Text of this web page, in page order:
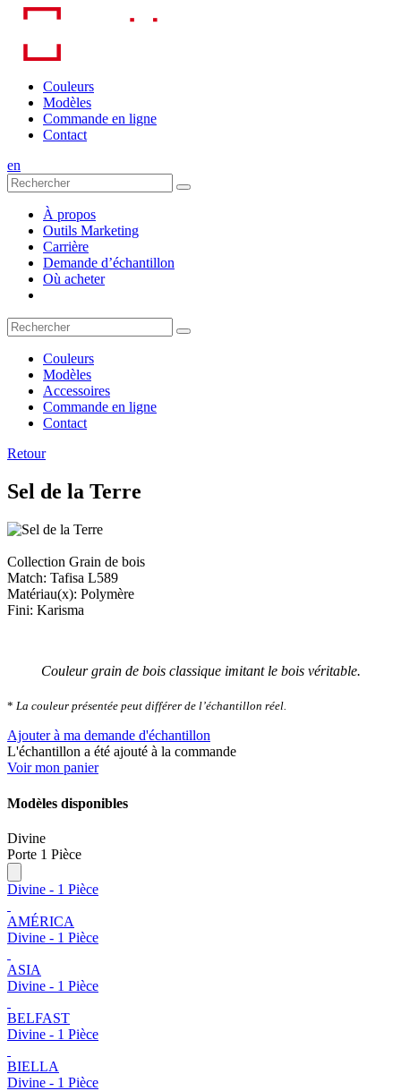
Skip
content
Couleurs
Modèles
Commande en ligne
Contact
en
À propos
Outils Marketing
Carrière
Demande d’échantillon
Où acheter
Couleurs
Modèles
Accessoires
Commande en ligne
Contact
Retour
Sel de la Terre
Collection Grain de bois
Match: Tafisa L589
Matériau(x): Polymère
Fini: Karisma
Couleur grain de bois classique imitant le bois véritable.
* La couleur présentée peut différer de l’échantillon réel.
Ajouter à ma demande d'échantillon
L'échantillon a été ajouté à la commande
Voir mon panier
Modèles disponibles
Divine
Porte 1 Pièce
Divine - 1 Pièce
AMÉRICA
Divine - 1 Pièce
ASIA
Divine - 1 Pièce
BELFAST
Divine - 1 Pièce
BIELLA
Divine - 1 Pièce